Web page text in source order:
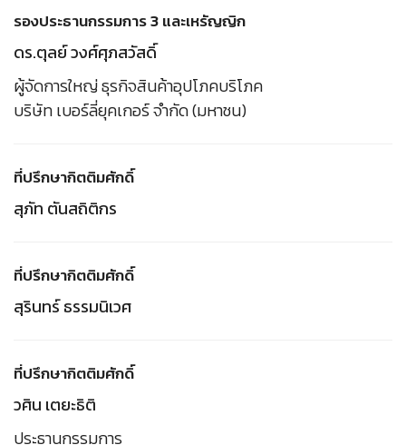
รองประธานกรรมการ 3 และเหรัญญิก
ดร.ตุลย์ วงศ์ศุภสวัสดิ์
ผู้จัดการใหญ่ ธุรกิจสินค้าอุปโภคบริโภค
บริษัท เบอร์ลี่ยุคเกอร์ จำกัด (มหาชน)
ที่ปรึกษากิตติมศักดิ์
สุภัท ตันสถิติกร
ที่ปรึกษากิตติมศักดิ์
สุรินทร์ ธรรมนิเวศ
ที่ปรึกษากิตติมศักดิ์
วศิน เตยะธิติ
ประธานกรรมการ